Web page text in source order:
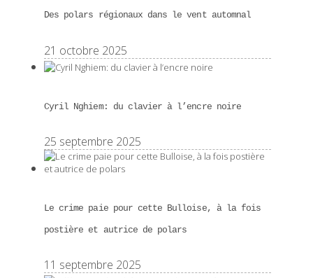
Des polars régionaux dans le vent automnal
21 octobre 2025
Cyril Nghiem: du clavier à l’encre noire
25 septembre 2025
Le crime paie pour cette Bulloise, à la fois
postière et autrice de polars
11 septembre 2025